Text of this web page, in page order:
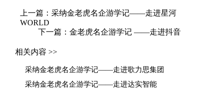
上一篇：采纳金老虎名企游学记——走进星河
WORLD
下一篇：金老虎名企游学记 ——走进抖音
相关内容 >>
采纳金老虎名企游学记——走进歌力思集团
采纳金老虎名企游学记——走进达实智能